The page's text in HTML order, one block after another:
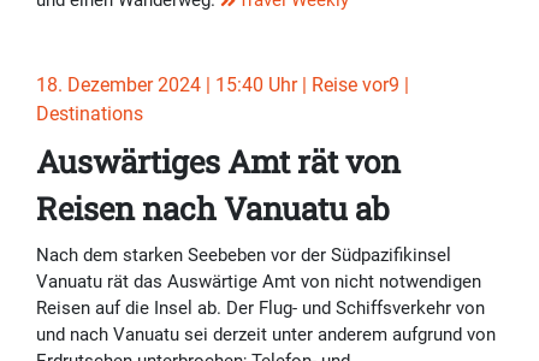
18. Dezember 2024 | 15:40 Uhr | Reise vor9 |
Destinations
Auswärtiges Amt rät von
Reisen nach Vanuatu ab
Nach dem starken Seebeben vor der Südpazifikinsel
Vanuatu rät das Auswärtige Amt von nicht notwendigen
Reisen auf die Insel ab. Der Flug- und Schiffsverkehr von
und nach Vanuatu sei derzeit unter anderem aufgrund von